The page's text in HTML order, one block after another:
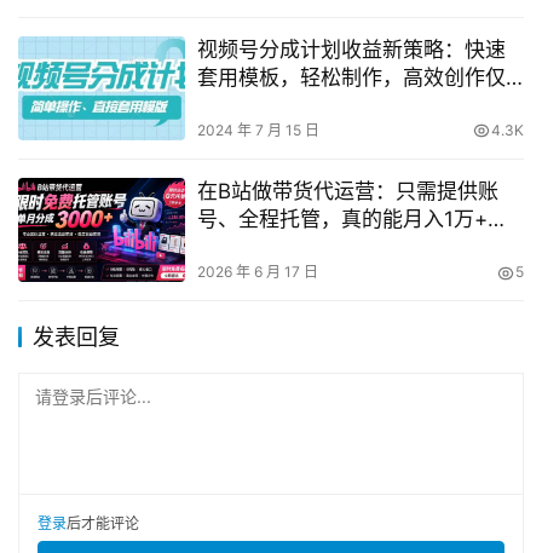
视频号分成计划收益新策略：快速
套用模板，轻松制作，高效创作仅
2024 年 7 月 15 日 4.3K
在B站做带货代运营：只需提供账
号、全程托管，真的能月入1万+？
2026 年 6 月 17 日 5
发表回复
请登录后评论...
登录后才能评论